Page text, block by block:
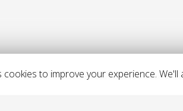
cookies to improve your experience.